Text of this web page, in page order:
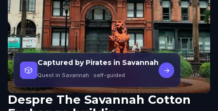
🎲
Captured by Pirates in Savannah
Quest in Savannah · self-guided
→
Despre The Savannah Cotton